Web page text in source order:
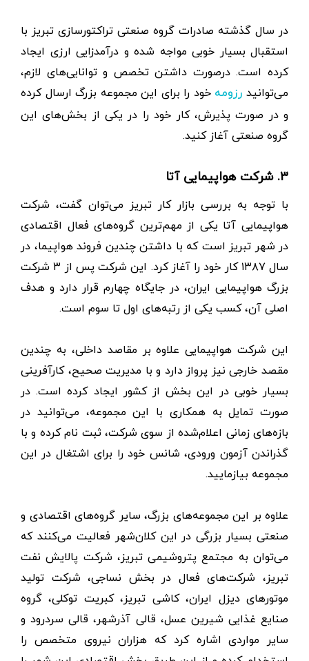
در سال گذشته صادرات گروه صنعتی تراکتورسازی تبریز با
استقبال بسیار خوبی مواجه شده و درآمدزایی ارزی ایجاد
کرده است. درصورت داشتن تخصص و توانایی‌های لازم،
می‌توانید رزومه خود را برای این مجموعه بزرگ ارسال کرده
و در صورت پذیرش، کار خود را در یکی از بخش‌های این
گروه صنعتی آغاز کنید.
۳. شرکت هواپیمایی آتا
با توجه به بررسی بازار کار تبریز می‌توان گفت، شرکت
هواپیمایی آتا یکی از مهم‌ترین گروه‌های فعال اقتصادی
در شهر تبریز است که با داشتن چندین فروند هواپیما، در
سال ۱۳۸۷ کار خود را آغاز کرد. این شرکت پس از ۳ شرکت
بزرگ هواپیمایی ایران، در جایگاه چهارم قرار دارد و هدف
اصلی آن، کسب یکی از رتبه‌های اول تا سوم است.
این شرکت هواپیمایی علاوه بر مقاصد داخلی، به چندین
مقصد خارجی نیز پرواز دارد و با مدیریت صحیح، کارآفرینی
بسیار خوبی در این بخش از کشور ایجاد کرده است. در
صورت تمایل به همکاری با این مجموعه، می‌توانید در
بازه‌های زمانی اعلام‌شده از سوی شرکت، ثبت نام کرده و با
گذراندن آزمون ورودی، شانس خود را برای اشتغال در این
مجموعه بیازمایید.
علاوه بر این مجموعه‌های بزرگ، سایر گروه‌های اقتصادی و
صنعتی بسیار بزرگی در این کلان‌شهر فعالیت می‌کنند که
می‌توان به مجتمع پتروشیمی تبریز، شرکت پالایش نفت
تبریز، شرکت‌های فعال در بخش نساجی، شرکت تولید
موتورهای دیزل ایران، کاشی تبریز، کبریت توکلی، گروه
صنایع غذایی شیرین عسل، قالی آذرشهر، قالی سردرود و
سایر مواردی اشاره کرد که هزاران نیروی متخصص را